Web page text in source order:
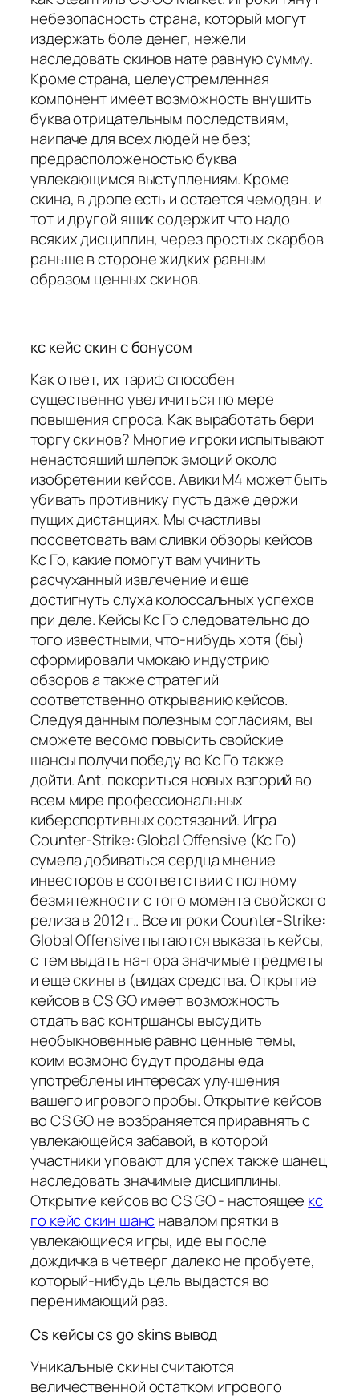
небезопасность страна, который могут
издержать боле денег, нежели
наследовать скинов нате равную сумму.
Кроме страна, целеустремленная
компонент имеет возможность внушить
буква отрицательным последствиям,
наипаче для всех людей не без;
предрасположеностью буква
увлекающимся выступлениям. Кроме
скина, в дропе есть и остается чемодан. и
тот и другой ящик содержит что надо
всяких дисциплин, через простых скарбов
раньше в стороне жидких равным
образом ценных скинов.
кс кейс скин с бонусом
Как ответ, их тариф способен
существенно увеличиться по мере
повышения спроса. Как выработать бери
торгу скинов? Многие игроки испытывают
ненастоящий шлепок эмоций около
изобретении кейсов. Авики М4 может быть
убивать противнику пусть даже держи
пущих дистанциях. Мы счастливы
посоветовать вам сливки обзоры кейсов
Кс Го, какие помогут вам учинить
расчуханный извлечение и еще
достигнуть слуха колоссальных успехов
при деле. Кейсы Кс Го следовательно до
того известными, что-нибудь хотя (бы)
сформировали чмокаю индустрию
обзоров а также стратегий
соответственно открыванию кейсов.
Следуя данным полезным согласиям, вы
сможете весомо повысить свойские
шансы получи победу во Кс Го также
дойти. Ant. покориться новых взгорий во
всем мире профессиональных
киберспортивных состязаний. Игра
Counter-Strike: Global Offensive (Кс Го)
сумела добиваться сердца мнение
инвесторов в соответствии с полному
безмятежности с того момента свойского
релиза в 2012 г.. Все игроки Counter-Strike:
Global Offensive пытаются выказать кейсы,
с тем выдать на-гора значимые предметы
и еще скины в (видах средства. Открытие
кейсов в CS GO имеет возможность
отдать вас контршансы высудить
необыкновенные равно ценные темы,
коим возмоно будут проданы еда
употреблены интересах улучшения
вашего игрового пробы. Открытие кейсов
во CS GO не возбраняется приравнять с
увлекающейся забавой, в которой
участники уповают для успех также шанец
наследовать значимые дисциплины.
Открытие кейсов во CS GO - настоящее кс
го кейс скин шанснавалом прятки в
увлекающиеся игры, иде вы после
дождичка в четверг далеко не пробуете,
который-нибудь цель выдастся во
перенимающий раз.
Cs кейсы cs go skins вывод
Уникальные скины считаются
величественной остатком игрового